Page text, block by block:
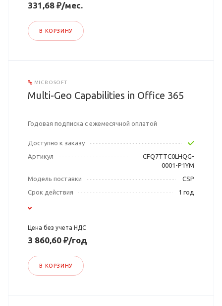
331,68 ₽/мес.
В КОРЗИНУ
MICROSOFT
Multi-Geo Capabilities in Office 365
Годовая подписка с ежемесячной оплатой
Доступно к заказу
Артикул
CFQ7TTC0LHQG-
0001-P1YM
Модель поставки
CSP
Срок действия
1 год
Цена без учета НДС
3 860,60 ₽/год
В КОРЗИНУ